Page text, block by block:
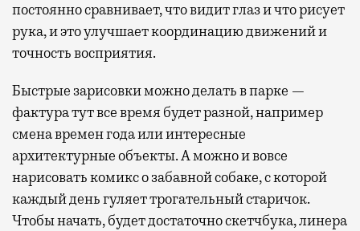
постоянно сравнивает, что видит глаз и что рисует
рука, и это улучшает координацию движений и
точность восприятия.
Быстрые зарисовки можно делать в парке —
фактура тут все время будет разной, например
смена времен года или интересные
архитектурные объекты. А можно и вовсе
нарисовать комикс о забавной собаке, с которой
каждый день гуляет трогательный старичок.
Чтобы начать, будет достаточно скетчбука, линера